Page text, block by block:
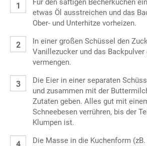
Für den saftigen Becherkuchen
etwas Öl ausstreichen und das
Ober- und Unterhitze vorheizen.
In einer großen Schüssel den
Vanillezucker und das
vermengen.
Die Eier in einer separaten
und zusammen mit der
Zutaten geben. Alles gut mit
Schneebesen verrühren, bis der
Klumpen ist.
Die Masse in die Kuchenform